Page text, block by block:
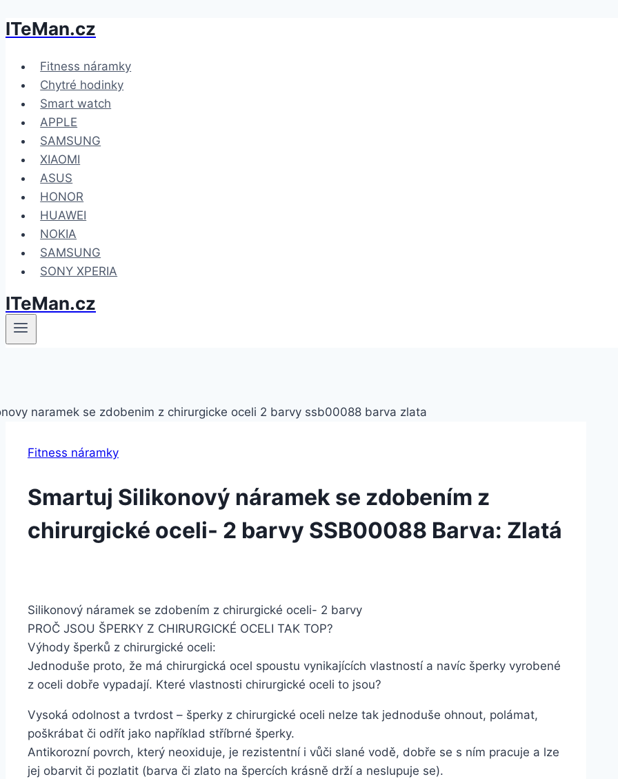
Přeskočit
obsah
ITeMan.cz
Fitness náramky
Chytré hodinky
Smart watch
APPLE
SAMSUNG
XIAOMI
ASUS
HONOR
HUAWEI
NOKIA
SAMSUNG
SONY XPERIA
ITeMan.cz
Fitness náramky
Smartuj Silikonový náramek se zdobením z
chirurgické oceli- 2 barvy SSB00088 Barva: Zlatá
Silikonový náramek se zdobením z chirurgické oceli- 2 barvy
PROČ JSOU ŠPERKY Z CHIRURGICKÉ OCELI TAK TOP?
Výhody šperků z chirurgické oceli:
Jednoduše proto, že má chirurgická ocel spoustu vynikajících vlastností a navíc šperky vyrobené
z oceli dobře vypadají. Které vlastnosti chirurgické oceli to jsou?
Vysoká odolnost a tvrdost – šperky z chirurgické oceli nelze tak jednoduše ohnout, polámat,
poškrábat či odřít jako například stříbrné šperky.
Antikorozní povrch, který neoxiduje, je rezistentní i vůči slané vodě, dobře se s ním pracuje a lze
jej obarvit či pozlatit (barva či zlato na špercích krásně drží a neslupuje se).